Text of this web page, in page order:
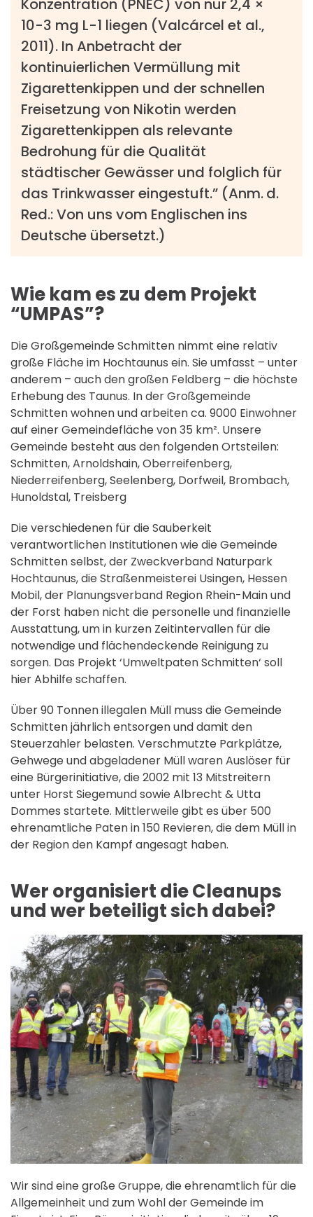
Konzentration (PNEC) von nur 2,4 ×
10-3 mg L-1 liegen (Valcárcel et al.,
2011). In Anbetracht der
kontinuierlichen Vermüllung mit
Zigarettenkippen und der schnellen
Freisetzung von Nikotin werden
Zigarettenkippen als relevante
Bedrohung für die Qualität
städtischer Gewässer und folglich für
das Trinkwasser eingestuft.” (Anm. d.
Red.: Von uns vom Englischen ins
Deutsche übersetzt.)
Wie kam es zu dem Projekt
“UMPAS”?
Die Großgemeinde Schmitten nimmt eine relativ
große Fläche im Hochtaunus ein. Sie umfasst – unter
anderem – auch den großen Feldberg – die höchste
Erhebung des Taunus. In der Großgemeinde
Schmitten wohnen und arbeiten ca. 9000 Einwohner
auf einer Gemeindefläche von 35 km². Unsere
Gemeinde besteht aus den folgenden Ortsteilen:
Schmitten, Arnoldshain, Oberreifenberg,
Niederreifenberg, Seelenberg, Dorfweil, Brombach,
Hunoldstal, Treisberg
Die verschiedenen für die Sauberkeit
verantwortlichen Institutionen wie die Gemeinde
Schmitten selbst, der Zweckverband Naturpark
Hochtaunus, die Straßenmeisterei Usingen, Hessen
Mobil, der Planungsverband Region Rhein-Main und
der Forst haben nicht die personelle und finanzielle
Ausstattung, um in kurzen Zeitintervallen für die
notwendige und flächendeckende Reinigung zu
sorgen. Das Projekt ‘Umweltpaten Schmitten‘ soll
hier Abhilfe schaffen.
Über 90 Tonnen illegalen Müll muss die Gemeinde
Schmitten jährlich entsorgen und damit den
Steuerzahler belasten. Verschmutzte Parkplätze,
Gehwege und abgeladener Müll waren Auslöser für
eine Bürgerinitiative, die 2002 mit 13 Mitstreitern
unter Horst Siegemund sowie Albrecht & Utta
Dommes startete. Mittlerweile gibt es über 500
ehrenamtliche Paten in 150 Revieren, die dem Müll in
der Region den Kampf angesagt haben.
Wer organisiert die Cleanups
und wer beteiligt sich dabei?
Wir sind eine große Gruppe, die ehrenamtlich für die
Allgemeinheit und zum Wohl der Gemeinde im